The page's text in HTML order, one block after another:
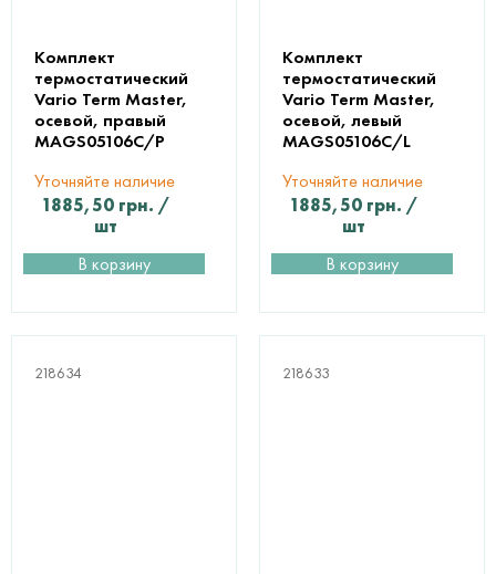
Комплект
термостатический
Vario Term Master,
осевой, правый
MAGS05106C/P
Уточняйте наличие
1885,50 грн. /
шт
В корзину
Комплект
термостатический
Vario Term Master,
осевой, левый
MAGS05106C/L
Уточняйте наличие
1885,50 грн. /
шт
В корзину
218634 218633